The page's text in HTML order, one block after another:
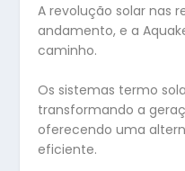
A revolução solar nas
andamento, e a
caminho.
Os sistemas termo
transformando a
oferecendo uma
eficiente.